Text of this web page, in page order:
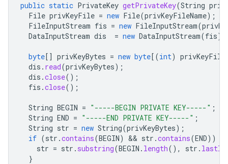
public static PrivateKey getPrivateKey(String
File privKeyFile = new File(privKeyFileName);
FileInputStream fis = new FileInputStream(
DataInputStream dis = new DataInputStream(fis);
byte[] privKeyBytes = new byte[ (int) privKeyFile
dis . read(privKeyBytes);
dis .close();
fis .close();
String BEGIN = "-----BEGIN PRIVATE KEY-----" ;
String END = "-----END PRIVATE KEY-----" ;
String str = new String(privKeyBytes);
if (str .contains(BEGIN) && str .contains(END))
str = str . substring(BEGIN . length(), str .
}